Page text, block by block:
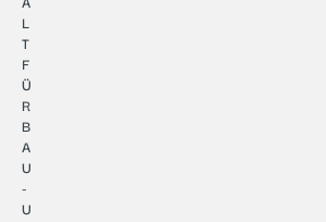
L
T
F
Ü
R
B
A
U
-
U